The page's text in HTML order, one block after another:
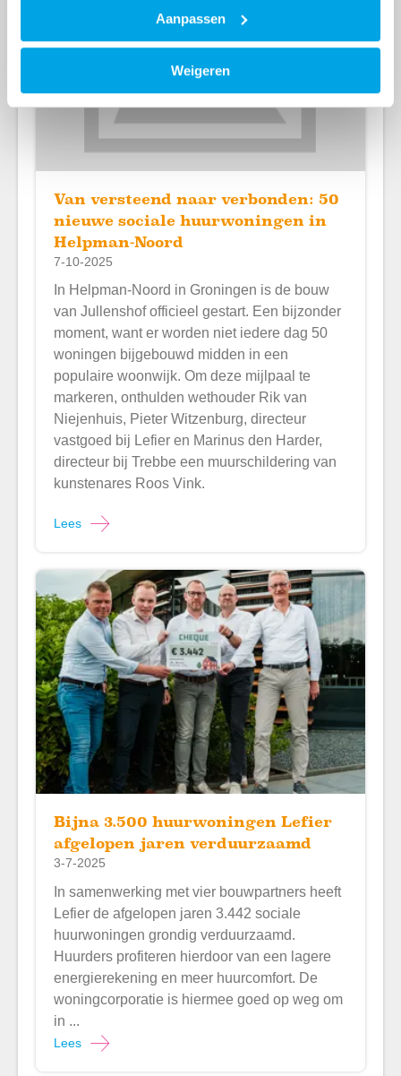
Aanpassen
Weigeren
Van versteend naar verbonden: 50
nieuwe sociale huurwoningen in
Helpman-Noord
7-10-2025
In Helpman-Noord in Groningen is de bouw
van Jullenshof officieel gestart. Een bijzonder
moment, want er worden niet iedere dag 50
woningen bijgebouwd midden in een
populaire woonwijk. Om deze mijlpaal te
markeren, onthulden wethouder Rik van
Niejenhuis, Pieter Witzenburg, directeur
vastgoed bij Lefier en Marinus den Harder,
directeur bij Trebbe een muurschildering van
kunstenares Roos Vink.
Lees
Bijna 3.500 huurwoningen Lefier
afgelopen jaren verduurzaamd
3-7-2025
In samenwerking met vier bouwpartners heeft
Lefier de afgelopen jaren 3.442 sociale
huurwoningen grondig verduurzaamd.
Huurders profiteren hierdoor van een lagere
energierekening en meer huurcomfort. De
woningcorporatie is hiermee goed op weg om
in ...
Lees